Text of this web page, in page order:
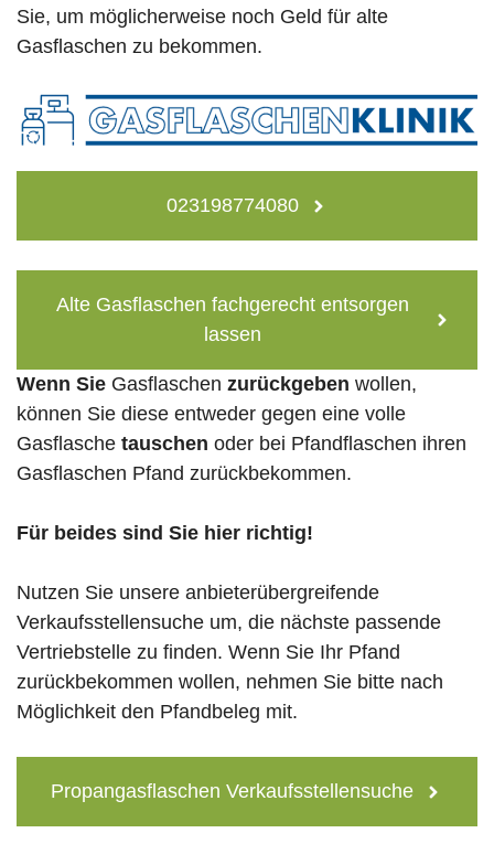
Sie, um möglicherweise noch Geld für alte
Gasflaschen zu bekommen.
023198774080
Alte Gasflaschen fachgerecht entsorgen
lassen
Wenn Sie Gasflaschen zurückgeben wollen,
können Sie diese entweder gegen eine volle
Gasflasche tauschen oder bei Pfandflaschen ihren
Gasflaschen Pfand zurückbekommen.
Für beides sind Sie hier richtig!
Nutzen Sie unsere anbieterübergreifende
Verkaufsstellensuche um, die nächste passende
Vertriebstelle zu finden. Wenn Sie Ihr Pfand
zurückbekommen wollen, nehmen Sie bitte nach
Möglichkeit den Pfandbeleg mit.
Propangasflaschen Verkaufsstellensuche